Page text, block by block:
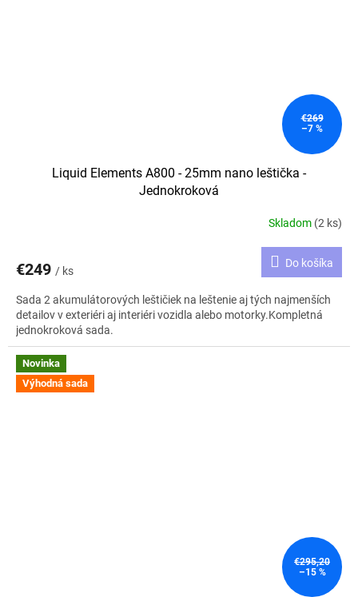
€269
–7 %
Liquid Elements A800 - 25mm nano leštička -
Jednokroková
Skladom (2 ks)
€249 / ks
Do košíka
Sada 2 akumulátorových leštičiek na leštenie aj tých najmenších
detailov v exteriéri aj interiéri vozidla alebo motorky.Kompletná
jednokroková sada.
Novinka
Výhodná sada
€295,20
–15 %